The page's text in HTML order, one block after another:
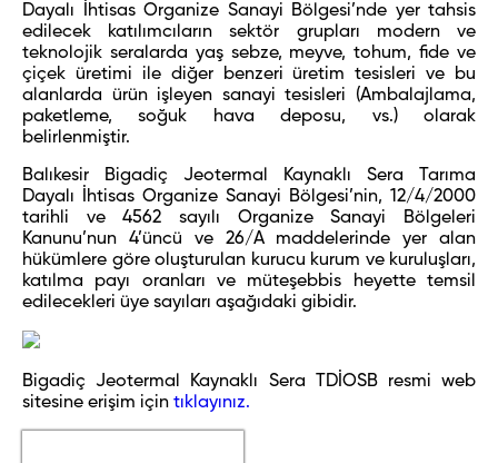
Dayalı İhtisas Organize Sanayi Bölgesi’nde yer tahsis
edilecek katılımcıların sektör grupları modern ve
teknolojik seralarda yaş sebze, meyve, tohum, fide ve
çiçek üretimi ile diğer benzeri üretim tesisleri ve bu
alanlarda ürün işleyen sanayi tesisleri (Ambalajlama,
paketleme, soğuk hava deposu, vs.) olarak
belirlenmiştir.
Balıkesir Bigadiç Jeotermal Kaynaklı Sera Tarıma
Dayalı İhtisas Organize Sanayi Bölgesi’nin, 12/4/2000
tarihli ve 4562 sayılı Organize Sanayi Bölgeleri
Kanunu’nun 4’üncü ve 26/A maddelerinde yer alan
hükümlere göre oluşturulan kurucu kurum ve kuruluşları,
katılma payı oranları ve müteşebbis heyette temsil
edilecekleri üye sayıları aşağıdaki gibidir.
Bigadiç Jeotermal Kaynaklı Sera TDİOSB resmi web
sitesine erişim için tıklayınız.